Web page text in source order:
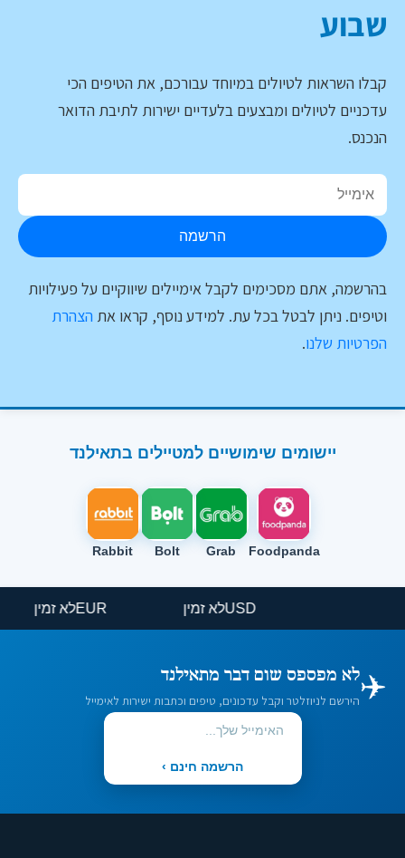
שבוע
קבלו השראות לטיולים במיוחד עבורכם, את הטיפים הכי
עדכניים לטיולים ומבצעים בלעדיים ישירות לתיבת הדואר
הנכנס.
הרשמה
בהרשמה, אתם מסכימים לקבל אימיילים שיווקיים על פעילויות
וטיפים. ניתן לבטל בכל עת. למידע נוסף, קראו את הצהרת
הפרטיות שלנו.
יישומים שימושיים למטיילים בתאילנד
Foodpanda
Grab
Bolt
Rabbit
USDלא זמין EURלא זמין
✈️לא מפספס שום דבר מתאילנד
הירשם לניוזלטר וקבל עדכונים, טיפים וכתבות ישירות לאימייל
הרשמה חינם ›